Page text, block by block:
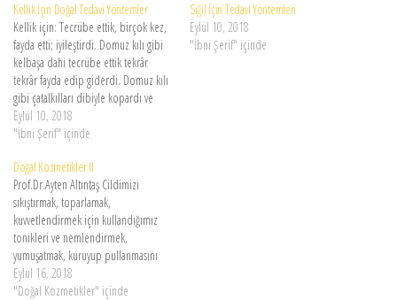
Kellik İçin Doğal Tedavi Yöntemler
Kellik için: Tecrübe ettik, birçok kez,
fayda etti; iyileştirdi. Domuz kılı gibi
kelbaşa dahi tecrübe ettik tekrâr
tekrâr fayda edip giderdi. Domuz kılı
gibi çatalkılları dibiyle kopardı ve
yerine iyi kıllar getirdi. Çok faydalı bir
devadır, benzeriyoktur. Fakat zayıf
Terkîp budur: Üç direm râstık taşı
ve…
Eylül 10, 2018
"İbni Şerif" içinde
Siğil İçin Tedavi Yöntemleri
Eylül 10, 2018
"İbni Şerif" içinde
Doğal Kozmetikler II
Prof.Dr.Ayten Altıntaş Cildimizi
sıkıştırmak, toparlamak,
kuvvetlendirmek için kullandığımız
tonikleri ve nemlendirmek,
yumuşatmak, kuruyup pullanmasını
önlemek için kullandığımız yüz ve
vücut nemlendiricilerini doğal
Eylül 16, 2018
"Doğal Kozmetikler" içinde